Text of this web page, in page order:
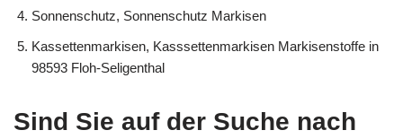
Sonnenschutz, Sonnenschutz Markisen
Kassettenmarkisen, Kasssettenmarkisen Markisenstoffe in
98593 Floh-Seligenthal
Sind Sie auf der Suche nach